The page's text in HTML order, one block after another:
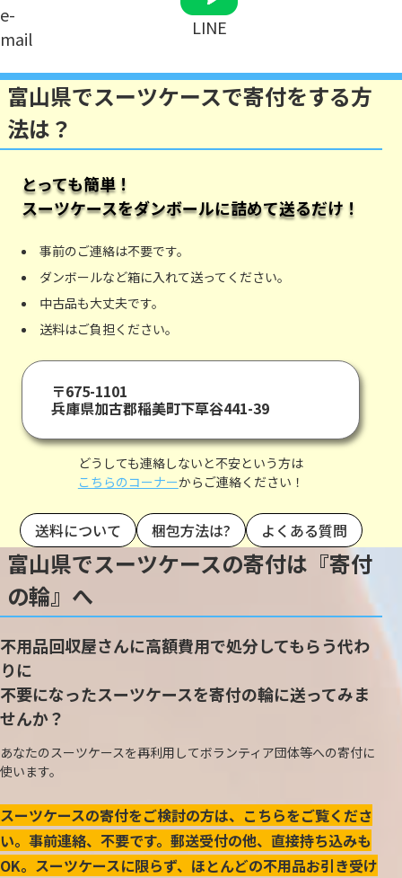
e-
mail
LINE
富山県でスーツケースで寄付をする方
法は？
とっても簡単！
スーツケースをダンボールに詰めて送るだけ！
事前のご連絡は不要です。
ダンボールなど箱に入れて送ってください。
中古品も大丈夫です。
送料はご負担ください。
〒675-1101
兵庫県加古郡稲美町下草谷441-39
どうしても連絡しないと不安という方は
こちらのコーナーからご連絡ください！
送料について 梱包方法は? よくある質問
富山県でスーツケースの寄付は『寄付
の輪』へ
不用品回収屋さんに高額費用で処分してもらう代わ
りに
不要になったスーツケースを寄付の輪に送ってみま
せんか？
あなたのスーツケースを再利用してボランティア団体等への寄付に
使います。
スーツケースの寄付をご検討の方は、こちらをご覧くださ
い。事前連絡、不要です。郵送受付の他、直接持ち込みも
OK。スーツケースに限らず、ほとんどの不用品お引き受け